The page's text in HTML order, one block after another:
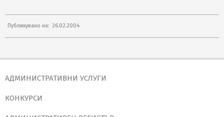
Публикувано на: 26.02.2004
АДМИНИСТРАТИВНИ УСЛУГИ
КОНКУРСИ